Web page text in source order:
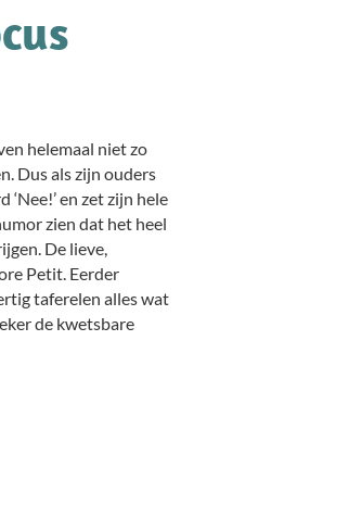
helemaal niet zo
Dus als zijn ouders
en zet zijn hele
zien dat het heel
De lieve,
Petit. Eerder
taferelen alles wat
de kwetsbare